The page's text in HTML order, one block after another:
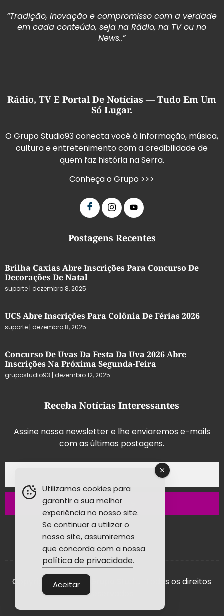
“Tradição, inovação e compromisso com a verdade
em cada conteúdo, seja na Rádio, na TV ou no
News..”
Rádio, TV E Portal De Notícias — Tudo Em Um
Só Lugar.
O Grupo Studio93 conecta você à informação, música,
cultura e entretenimento com a credibilidade de
quem faz história na Serra.
Conheça o Grupo >>>
Postagens Recentes
Brilha Caxias Abre Inscrições Para Concurso De
Decorações De Natal
suporte dezembro 8, 2025
UCS Abre Inscrições Para Colônia De Férias 2026
suporte dezembro 8, 2025
Concurso De Uvas Da Festa Da Uva 2026 Abre
Inscrições Na Próxima Segunda-Feira
grupostudio93 dezembro 12, 2025
Receba Notícias Interessantes
Assine nossa newsletter e lhe enviaremos e-mails
com as últimas postagens.
Inscrever-se
Copyright © 2026 - Grupo Studio! Todos os direitos
reservados.
Utilizamos cookies para
garantir a sua melhor
experiência no nosso site.
Se continuar a utilizar o
nosso site, assumiremos
que concorda com a nossa
política de privacidade.
Aceitar